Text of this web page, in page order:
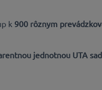
k 900 rôznym
jednotnou UTA